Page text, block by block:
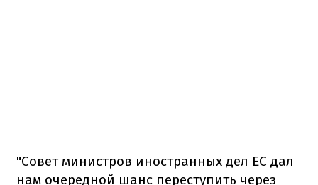
"Совет министров иностранных дел ЕС дал
нам очередной шанс переступить через